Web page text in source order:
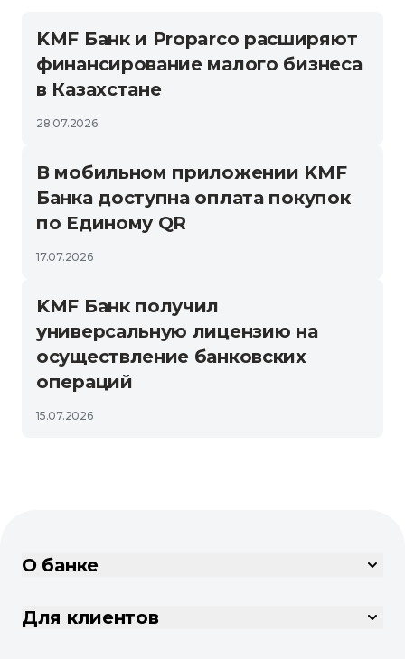
KMF Банк и Proparco расширяют
финансирование малого бизнеса
в Казахстане
28.07.2026
В мобильном приложении KMF
Банка доступна оплата покупок
по Единому QR
17.07.2026
KMF Банк получил
универсальную лицензию на
осуществление банковских
операций
15.07.2026
О банке
Для клиентов